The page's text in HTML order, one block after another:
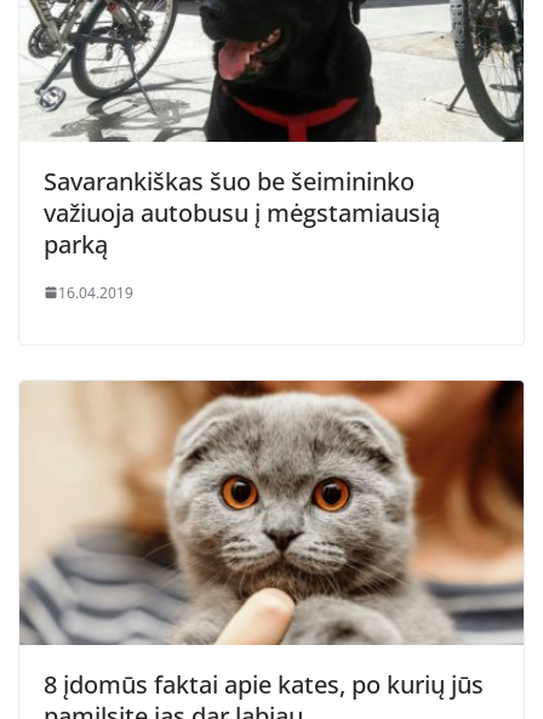
Savarankiškas šuo be šeimininko
važiuoja autobusu į mėgstamiausią
parką
16.04.2019
8 įdomūs faktai apie kates, po kurių jūs